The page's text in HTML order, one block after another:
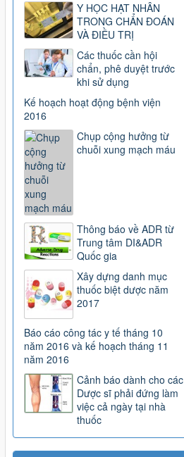
Y HỌC HẠT NHÂN
TRONG CHẨN ĐOÁN
VÀ ĐIỀU TRỊ
Các thuốc cần hội
chẩn, phê duyệt trước
khi sử dụng
Kế hoạch hoạt động bệnh viện
2016
Chụp cộng hưởng từ
chuỗi xung mạch máu
Thông báo về ADR từ
Trung tâm DI&ADR
Quốc gia
Xây dựng danh mục
thuốc biệt dược năm
2017
Báo cáo công tác y tế tháng 10
năm 2016 và kế hoạch tháng 11
năm 2016
Cảnh báo dành cho các
Dược sĩ phải đứng làm
việc cả ngày tại nhà
thuốc